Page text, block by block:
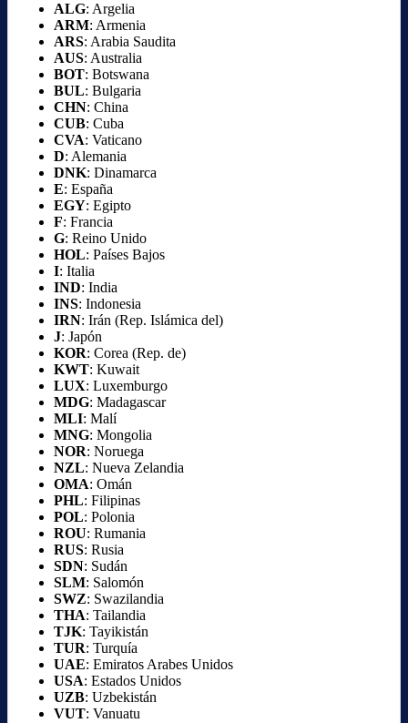
ALG: Argelia
ARM: Armenia
ARS: Arabia Saudita
AUS: Australia
BOT: Botswana
BUL: Bulgaria
CHN: China
CUB: Cuba
CVA: Vaticano
D: Alemania
DNK: Dinamarca
E: España
EGY: Egipto
F: Francia
G: Reino Unido
HOL: Países Bajos
I: Italia
IND: India
INS: Indonesia
IRN: Irán (Rep. Islámica del)
J: Japón
KOR: Corea (Rep. de)
KWT: Kuwait
LUX: Luxemburgo
MDG: Madagascar
MLI: Malí
MNG: Mongolia
NOR: Noruega
NZL: Nueva Zelandia
OMA: Omán
PHL: Filipinas
POL: Polonia
ROU: Rumania
RUS: Rusia
SDN: Sudán
SLM: Salomón
SWZ: Swazilandia
THA: Tailandia
TJK: Tayikistán
TUR: Turquía
UAE: Emiratos Arabes Unidos
USA: Estados Unidos
UZB: Uzbekistán
VUT: Vanuatu